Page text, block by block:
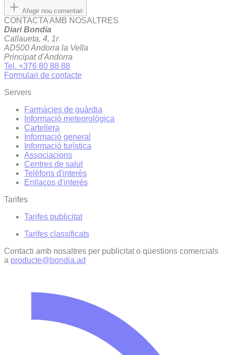
Afegir nou comentari
CONTACTA AMB NOSALTRES
Diari Bondia
Callaueta, 4, 1r
AD500 Andorra la Vella
Principat d'Andorra
Tel. +376 80 88 88
Formulari de contacte
Serveis
Farmàcies de guàrdia
Informació meteorològica
Cartellera
Informació general
Informació turística
Associacions
Centres de salut
Telèfons d'interès
Enllaços d'interés
Tarifes
Tarifes publicitat
Tarifes classificats
Contacti amb nosaltres per publicitat o qüestions comercials
a producte@bondia.ad